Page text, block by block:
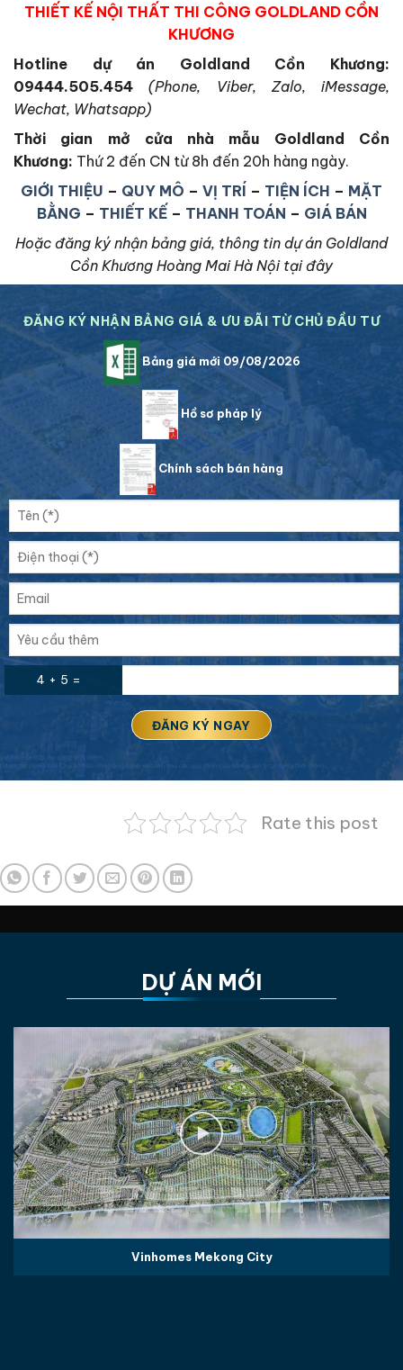
THIẾT KẾ NỘI THẤT THI CÔNG GOLDLAND CỒN
KHƯƠNG
Hotline dự án Goldland Cồn Khương:
09444.505.454 (Phone, Viber, Zalo, iMessage,
Wechat, Whatsapp)
Thời gian mở cửa nhà mẫu Goldland Cồn
Khương: Thứ 2 đến CN từ 8h đến 20h hàng ngày.
GIỚI THIỆU – QUY MÔ – VỊ TRÍ – TIỆN ÍCH – MẶT
BẰNG – THIẾT KẾ– THANH TOÁN – GIÁ BÁN
Hoặc đăng ký nhận bảng giá, thông tin dự án Goldland
Cồn Khương Hoàng Mai Hà Nội tại đây
ĐĂNG KÝ NHẬN BẢNG GIÁ & ƯU ĐÃI TỪ CHỦ ĐẦU TƯ
Bảng giá mới 09/08/2026
Hồ sơ pháp lý
Chính sách bán hàng
4 + 5 =
Rate this post
DỰ ÁN MỚI
Vinhomes Mekong City